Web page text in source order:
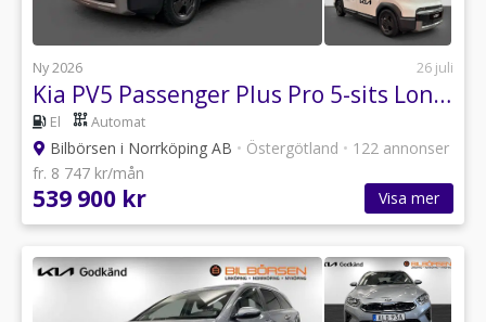
Ny 2026 26 juli
Kia PV5 Passenger Plus Pro 5-sits Long Range 71.2 kWh (Demo 950 mil)
El Automat
Bilbörsen i Norrköping AB • Östergötland • 122 annonser
fr. 8 747 kr/mån
539 900 kr Visa mer